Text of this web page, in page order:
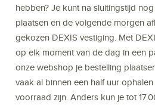
hebben? Je kunt na sluitingstijd
plaatsen en de volgende morgen
gekozen DEXIS vestiging. Met
op elk moment van de dag in een
onze webshop je bestelling
vaak al binnen een half uur
voorraad zijn. Anders kun je tot